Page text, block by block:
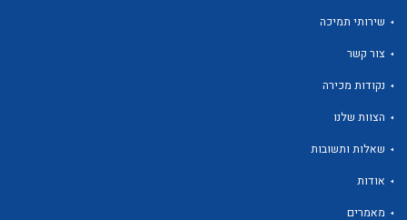
לכל מוצרי היצרן
שירותי תמיכה
צור קשר
נקודות מכירה
הצוות שלנו
שאלות ותשובות
אודות
מאמרים